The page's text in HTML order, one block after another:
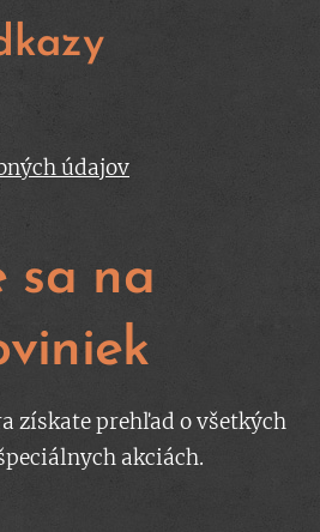
údajov
sa na
získate prehľad o všetkých
akciách.